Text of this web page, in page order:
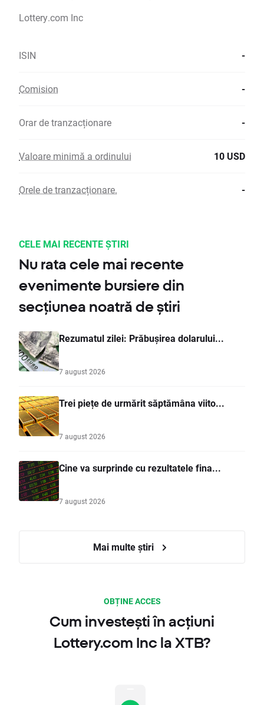
Lottery.com Inc
ISIN -
Comision -
Orar de tranzacționare -
Valoare minimă a ordinului 10 USD
Orele de tranzacționare. -
CELE MAI RECENTE ȘTIRI
Nu rata cele mai recente
evenimente bursiere din
secțiunea noatră de știri
Rezumatul zilei: Prăbușirea dolarului...
7 august 2026
Trei piețe de urmărit săptămâna viito...
7 august 2026
Cine va surprinde cu rezultatele fina...
7 august 2026
Mai multe știri
OBȚINE ACCES
Cum investești în acțiuni
Lottery.com Inc la XTB?